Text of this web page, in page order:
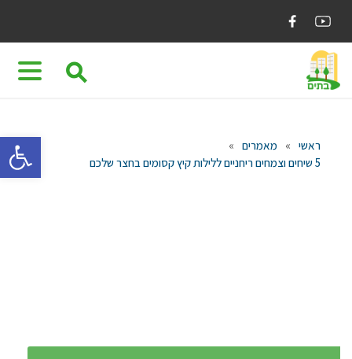
content
⚲
ראשי » מאמרים »
5 שיחים וצמחים ריחניים ללילות קיץ קסומים בחצר שלכם